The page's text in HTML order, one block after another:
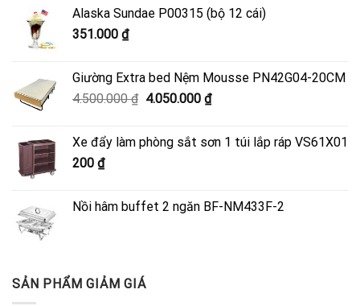
Alaska Sundae P00315 (bộ 12 cái)
351.000 ₫
Giường Extra bed Nệm Mousse PN42G04-20CM
4.500.000₫ Giá
4.500.000 ₫.
4.050.000 ₫Giá
là:
Xe đẩy làm phòng sắt sơn 1 túi lắp ráp VS61X01
200 ₫
Nồi hâm buffet 2 ngăn BF-NM433F-2
SẢN PHẨM GIẢM GIÁ